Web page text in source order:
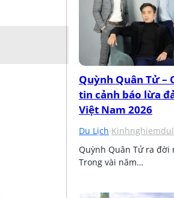
Quỳnh Quân Tử –
tin cảnh báo lừa
Việt Nam 2026
Du Lịch·
Quỳnh Quân Tử ra đời
Trong vài năm…